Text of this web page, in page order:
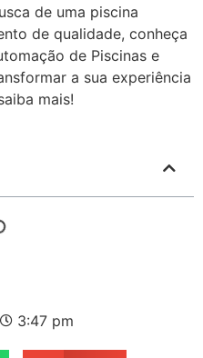
de uma piscina
de qualidade, conheça
de Piscinas e
a sua experiência
mais!
3:47 pm